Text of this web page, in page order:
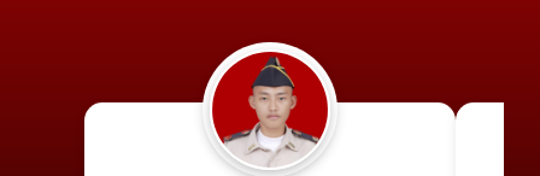
Foto profil siswa